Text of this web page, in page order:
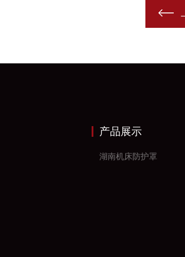
产品展示
湖南机床防护罩